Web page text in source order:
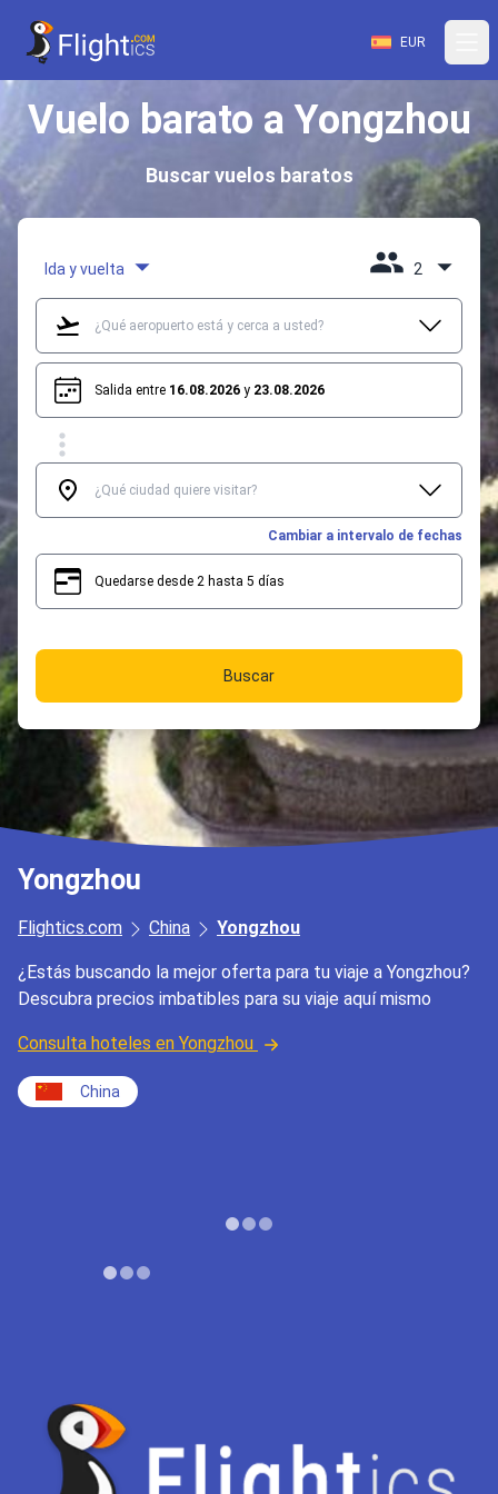
EUR
Vuelo barato a Yongzhou
Buscar vuelos baratos
Ida y vuelta 2
Salida entre 16.08.2026 y 23.08.2026
Cambiar a intervalo de fechas
Quedarse desde 2 hasta 5 días
Buscar
Yongzhou
Flightics.com China Yongzhou
¿Estás buscando la mejor oferta para tu viaje a Yongzhou?
Descubra precios imbatibles para su viaje aquí mismo
Consulta hoteles en Yongzhou
China